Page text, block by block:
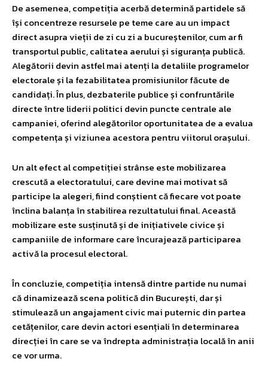
De asemenea, competiția acerbă determină partidele să
își concentreze resursele pe teme care au un impact
direct asupra vieții de zi cu zi a bucureștenilor, cum ar fi
transportul public, calitatea aerului și siguranța publică.
Alegătorii devin astfel mai atenți la detaliile programelor
electorale și la fezabilitatea promisiunilor făcute de
candidați. În plus, dezbaterile publice și confruntările
directe între liderii politici devin puncte centrale ale
campaniei, oferind alegătorilor oportunitatea de a evalua
competența și viziunea acestora pentru viitorul orașului.
Un alt efect al competiției strânse este mobilizarea
crescută a electoratului, care devine mai motivat să
participe la alegeri, fiind conștient că fiecare vot poate
înclina balanța în stabilirea rezultatului final. Această
mobilizare este susținută și de inițiativele civice și
campaniile de informare care încurajează participarea
activă la procesul electoral.
În concluzie, competiția intensă dintre partide nu numai
că dinamizează scena politică din București, dar și
stimulează un angajament civic mai puternic din partea
cetățenilor, care devin actori esențiali în determinarea
direcției în care se va îndrepta administrația locală în anii
ce vor urma.